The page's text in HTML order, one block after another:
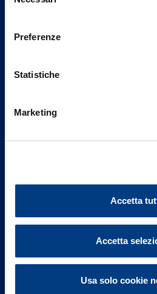
Preferenze
Statistiche
Marketing
Accetta
Accetta
Usa solo cookie
Via Ignazio Gardella, 2
Investor Relations